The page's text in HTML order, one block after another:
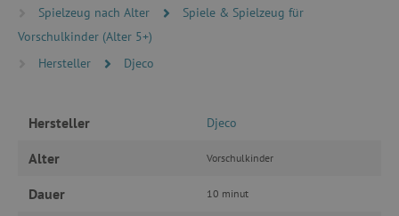
Spielzeug nach Alter
Spiele & Spielzeug für
Vorschulkinder (Alter 5+)
Hersteller
Djeco
Hersteller Djeco
Alter Vorschulkinder
Dauer 10 minut
FUNKTIONALITÄT
Funktionalität
Unbedingt erforderliche Cookies ermöglichen
Benutzeranmeldung und die Kontoverwaltung.